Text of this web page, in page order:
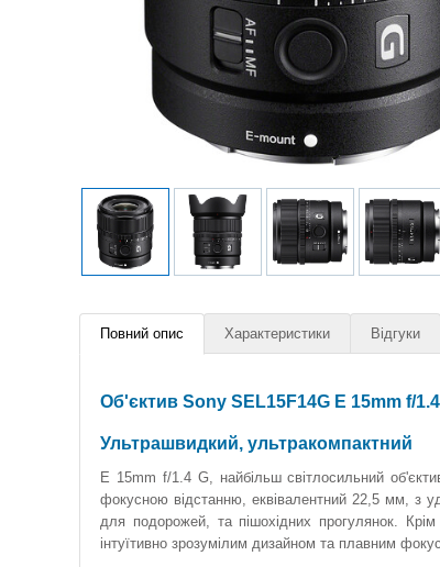
Повний опис Характеристики Відгуки
Об'єктив Sony SEL15F14G E 15mm f/
Ультрашвидкий, ультракомпактний
E 15mm f/1.4 G, найбільш світлосильний
фокусною відстанню, еквівалентний 22,5 мм, з
для подорожей, та пішохідних прогулянок. Крім
інтуїтивно зрозумілим дизайном та плавним